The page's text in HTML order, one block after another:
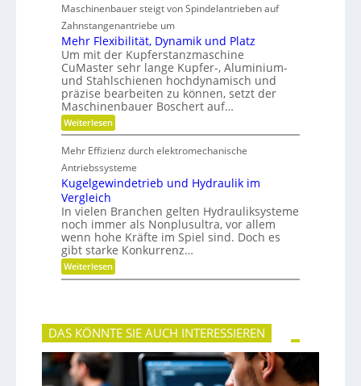
r
a
n
c
h
e
l
a
u
s
g
l
e
i
c
h
i
e
b
l
o
s
h
r
S
t
e
i
f
i
g
k
e
i
t
n
d
r
ä
z
i
s
i
o
n
Maschinenbauer steigt von Spindelantrieben auf
Zahnstangenantriebe um
Mehr Flexibilität, Dynamik und Platz
Um mit der Kupferstanzmaschine
CuMaster sehr lange Kupfer-, Aluminium-
und Stahlschienen hochdynamisch und
präzise bearbeiten zu können, setzt der
Maschinenbauer Boschert auf…
Weiterlesen:
M
h
r
F
l
x
i
b
i
l
i
t
D
y
Mehr Effizienz durch elektromechanische
Antriebssysteme
Kugelgewindetrieb und Hydraulik im
Vergleich
In vielen Branchen gelten Hydrauliksysteme
noch immer als Nonplusultra, vor allem
wenn hohe Kräfte im Spiel sind. Doch es
gibt starke Konkurrenz…
Weiterlesen:
K
l
g
e
w
DAS KÖNNTE SIE AUCH INTERESSIEREN